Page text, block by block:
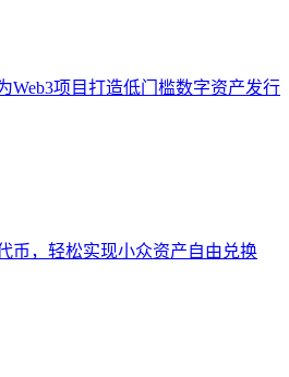
Web3项目打造低门槛数字资产发行
币，轻松实现小众资产自由兑换